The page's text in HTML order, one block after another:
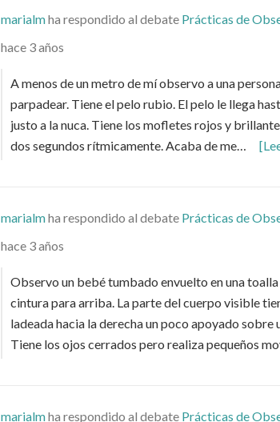
marialmha respondido al debate Prácticas de
hace 3 años
A menos de un metro de mí observo a una
parpadear. Tiene el pelo rubio. El pelo le llega
justo a la nuca. Tiene los mofletes rojos y
dos segundos rítmicamente. Acaba de me…
marialmha respondido al debate Prácticas de
hace 3 años
Observo un bebé tumbado envuelto en una
cintura para arriba. La parte del cuerpo visible
ladeada hacia la derecha un poco apoyado sobre
Tiene los ojos cerrados pero realiza pequeños
marialmha respondido al debate Prácticas de